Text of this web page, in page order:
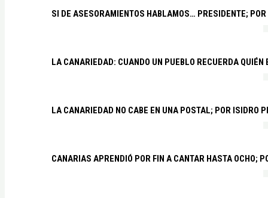
SI DE ASESORAMIENTOS HABLAMOS… PRESIDENTE;
LA CANARIEDAD: CUANDO UN PUEBLO RECUERDA QUIÉN
LA CANARIEDAD NO CABE EN UNA POSTAL; POR ISIDRO
CANARIAS APRENDIÓ POR FIN A CANTAR HASTA OCHO;